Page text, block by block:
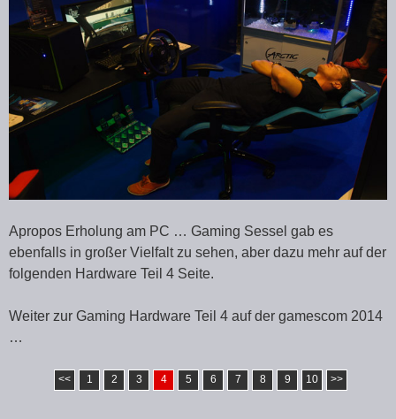
Apropos Erholung am PC … Gaming Sessel gab es
ebenfalls in großer Vielfalt zu sehen, aber dazu mehr auf der
folgenden Hardware Teil 4 Seite.
Weiter zur Gaming Hardware Teil 4 auf der gamescom 2014
…
<< 1 2 3 4 5 6 7 8 9 10 >>